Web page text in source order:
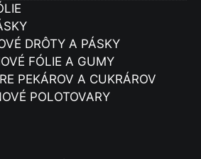
DRÔTY A PÁSKY
FÓLIE A GUMY
PEKÁROV A CUKRÁROV
POLOTOVARY